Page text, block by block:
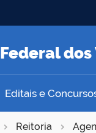
Editais e
Reitoria